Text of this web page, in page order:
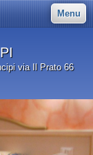
Menu
via Il Prato 66